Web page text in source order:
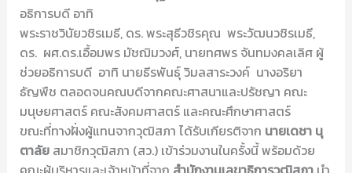
อธิการบดี อาทิ
พระราชวินัยวชิรเมธี, ดร. พระสุธีวชิรคุณ พระวัฒนวชิรเมธี,
ดร. ผศ.ดร.เอื้อมพร มัชฌิมวงศ์, นายทศพร จันทมงคลเลิศ ผู้
ช่วยอธิการบดี อาทิ นายธีรพันธุ์ วิมลสาระวงค์ นางอริยา
ธัญพืช ตลอดจนคณบดีจากคณะศาสนาและปรัชญา คณะ
มนุษยศาสตร์ คณะสังคมศาสตร์ และคณะศึกษาศาสตร์
ขณะที่ทางฝั่งผู้แทนจากวุฒิสภา ได้รับเกียรติจาก นายเดชา นุ
ตาลัยสมาชิกวุฒิสภา (สว.) เข้าร่วมงานในครั้งนี้ พร้อมด้วย